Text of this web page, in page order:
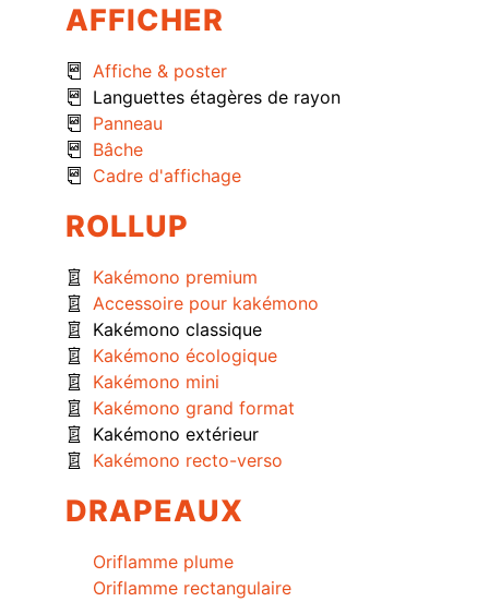
AFFICHER
Affiche & poster
Languettes étagères de rayon
Panneau
Bâche
Cadre d'affichage
ROLLUP
Kakémono premium
Accessoire pour kakémono
Kakémono classique
Kakémono écologique
Kakémono mini
Kakémono grand format
Kakémono extérieur
Kakémono recto-verso
DRAPEAUX
Oriflamme plume
Oriflamme rectangulaire